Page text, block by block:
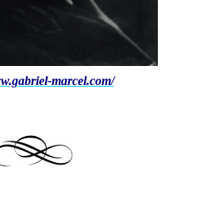
marcel.com/